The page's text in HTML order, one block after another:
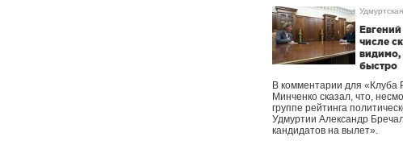
числе
видимо,
быстро
В комментарии для «Клуба
Минченко сказал, что,
группе рейтинга
Удмуртии Александр
кандидатов на вылет».